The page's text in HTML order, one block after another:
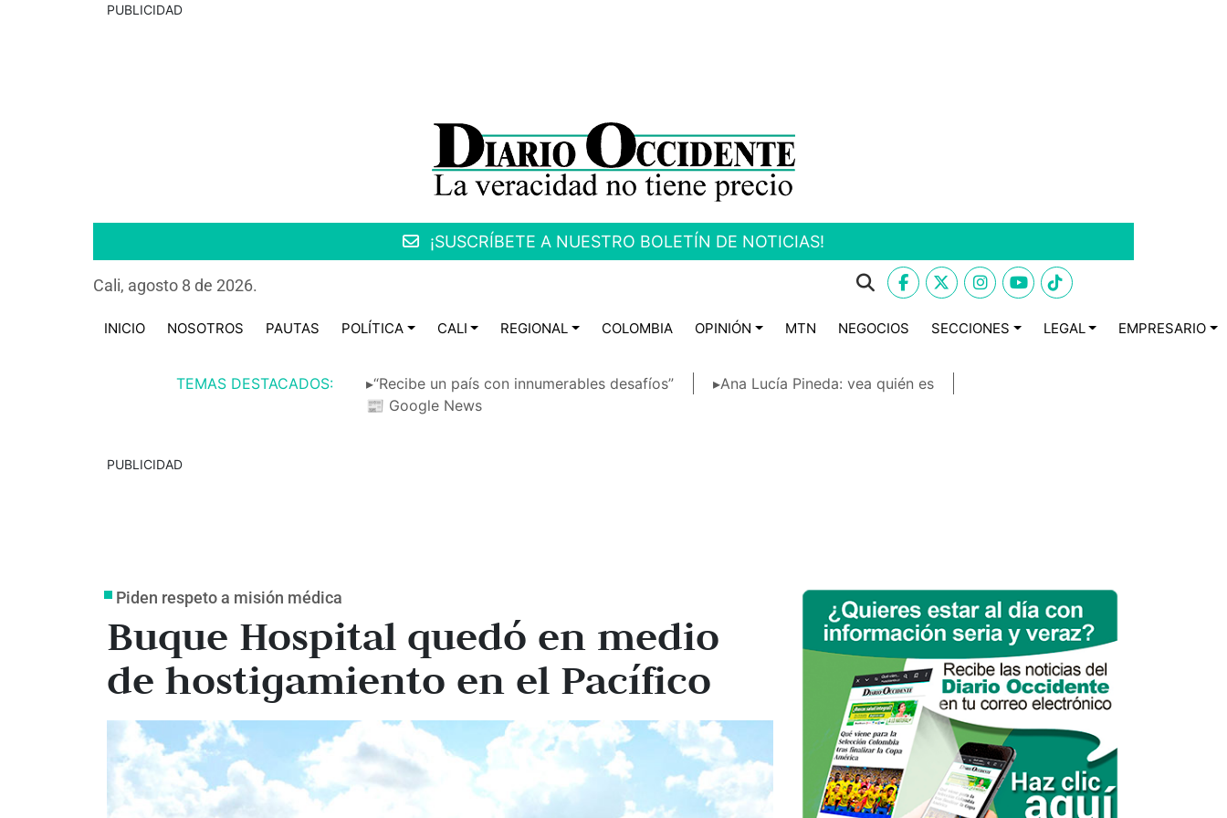
PUBLICIDAD
¡SUSCRÍBETE A NUESTRO BOLETÍN DE NOTICIAS!
Cali, agosto 8 de 2026.
INICIO NOSOTROS PAUTAS POLÍTICA CALI REGIONAL COLOMBIA OPINIÓN MTN NEGOCIOS SECCIONES LEGAL EMPRESARIO
TEMAS DESTACADOS: ▸“Recibe un país con innumerables desafíos”
▸Ana Lucía Pineda: vea quién es
📰 Google News
PUBLICIDAD
Piden respeto a misión médica
Buque Hospital quedó en medio
de hostigamiento en el Pacífico